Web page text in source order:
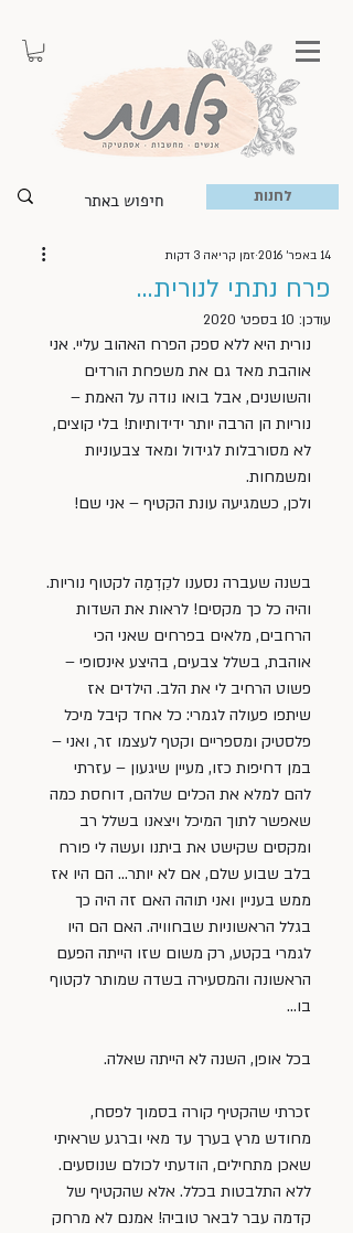
לחנות
פרח נתתי לנורית…
14 באפר׳ 2016 זמן קריאה 3 דקות
עודכן: 10 בספט׳ 2020
נורית היא ללא ספק הפרח האהוב עליי. אני
אוהבת מאד גם את משפחת הורדים
והשושנים, אבל בואו נודה על האמת –
נוריות הן הרבה יותר ידידותיות! בלי קוצים,
לא מסורבלות לגידול ומאד צבעוניות
ומשמחות.
ולכן, כשמגיעה עונת הקטיף – אני שם!
בשנה שעברה נסענו לקֵדְמַה לקטוף נוריות.
והיה כל כך מקסים! לראות את השדות
הרחבים, מלאים בפרחים שאני הכי
אוהבת, בשלל צבעים, בהיצע אינסופי –
פשוט הרחיב לי את הלב. הילדים אז
שיתפו פעולה לגמרי: כל אחד קיבל מיכל
פלסטיק ומספריים וקטף לעצמו זר, ואני –
במן דחיפות כזו, מעיין שיגעון – עזרתי
להם למלא את הכלים שלהם, דוחסת כמה
שאפשר לתוך המיכל ויצאנו בשלל רב
ומקסים שקישט את ביתנו ועשה לי פורח
בלב שבוע שלם, אם לא יותר… הם היו אז
ממש בעניין ואני תוהה האם זה היה כך
בגלל הראשוניות שבחוויה. האם הם היו
לגמרי בקטע, רק משום שזו הייתה הפעם
הראשונה והמסעירה בשדה שמותר לקטוף
בו…
בכל אופן, השנה לא הייתה שאלה.
זכרתי שהקטיף קורה בסמוך לפסח,
מחודש מרץ בערך עד מאי וברגע שראיתי
שאכן מתחילים, הודעתי לכולם שנוסעים.
ללא התלבטות בכלל. אלא שהקטיף של
קדמה עבר לבאר טוביה! אמנם לא מרחק